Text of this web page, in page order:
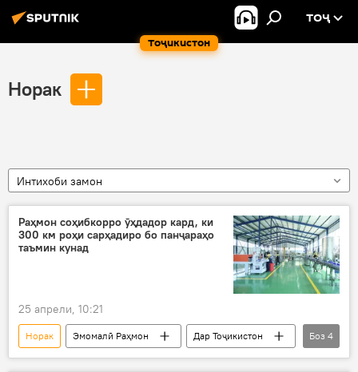
Тоҷикистон
ТОҶ
Норак
Интихоби замон
Раҳмон соҳибкорро ӯҳдадор кард, ки
300 км роҳи сарҳадиро бо панҷараҳо
таъмин кунад
25 апрели, 10:21
Норак Эмомалӣ Раҳмон
Дар Тоҷикистон
коргоҳ
ифтитоҳ
Саноат
Боз 4